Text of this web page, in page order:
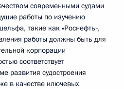
современными судами
работы по изучению
такие как «Роснефть»,
работы должны быть для
корпорации
соответствует
развития судостроения
в качестве ключевых